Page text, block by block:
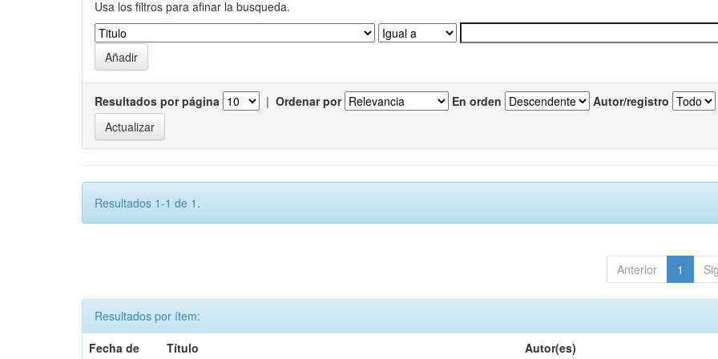
Usa los filtros para afinar la busqueda.
Resultados por página | Ordenar por En orden Autor/registro
Resultados 1-1 de 1.
Anterior 1
Resultados por ítem:
Fecha de
Título Autor(es)